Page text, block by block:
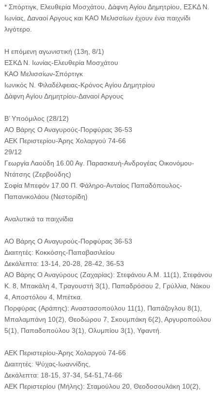
* Σπόρτιγκ, Ελευθερία Μοσχάτου, Δάφνη Αγίου Δημητρίου, ΕΣΚΔ Ν.
Ιωνίας, Δαναοί Αργους και ΚΑΟ Μελισσίων έχουν ένα παιχνίδι
λιγότερο.
Η επόμενη αγωνιστική (13η, 8/1)
ΕΣΚΔ Ν. Ιωνίας-Ελευθερία Μοσχάτου
ΚΑΟ Μελισσίων-Σπόρτιγκ
Ιωνικός Ν. Φιλαδέλφειας-Κρόνος Αγίου Δημητρίου
Δάφνη Αγίου Δημητρίου-Δαναοί Αργους
Β’ Υποόμιλος (28/12)
ΑΟ Βάρης Ο Αναγυρούς-Πορφύρας 36-53
ΑΕΚ Περιστερίου-Άρης Χολαργού 74-66
29/12
Γεωργία Λαούδη 16.00 Αγ. Παρασκευή-Ανδρογέας Οικονόμου-
Ντάτσης (Ζερβούδης)
Σοφία Μπεφόν 17.00 Π. Φάληρο-Ανταίος Παπαδόπουλος-
Παπανικολάου (Νεστορίδη)
Αναλυτικά τα παιχνίδια
ΑΟ Βάρης Ο Αναγυρούς-Πορφύρας 36-53
Διαιτητές: Κοκκόσης-Παπαβασιλείου
Δεκάλεπτα: 13-14, 20-28, 28-42, 36-53
ΑΟ Βάρης Ο Αναγύρους (Ζαχαρίας): Στεφάνου Α.Μ. 11(1), Στεφάνου
Κ. 8, Μπακάλη 4, Τραγουστή 3(1), Παπαδρόσου 2, Γρύλλια, Νάκου
4, Αποστόλου 4, Μπέτκα.
Πορφύρας (Αράπης): Αναστασοπούλου 11(1), Παπάζογλου 8(1),
Μπαλαμπάνη 10(2), Θεοδώρου 7, Σκουμπάκη 6(2), Αργυροπούλου
5(1), Παπαδοπούλου 3(1), Ολυμπίου 3(1), Υφαντή.
ΑΕΚ Περιστερίου-Άρης Χολαργού 74-66
Διαιτητές: Ψύχας-Ιωαννίδης,
Δεκάλεπτα: 18-15, 37-34, 54-51,74-66
ΑΕΚ Περιστερίου (Μήλης): Σταμούλου 20, Θεοδοσουλάκη 10(2),